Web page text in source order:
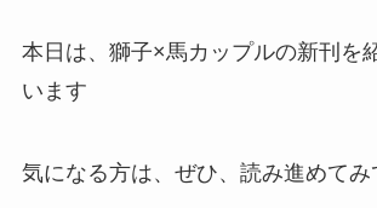
本日は、獅子×馬カップルの新刊を
います
気になる方は、ぜひ、読み進めてみ